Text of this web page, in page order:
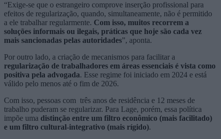
“Exige-se que o estrangeiro comprove inserção profissional para
efeitos de regularização, quando, simultaneamente, não é permitido
a ele trabalhar regularmente. Com isso, muitos recorrem a
soluções informais ou ilegais, práticas que hoje são cada vez
mais sancionadas pelas autoridades”, aponta.
Por outro lado, a criação de mecanismos para facilitar a
regularização de trabalhadores em áreas essenciais é vista como
positiva pela advogada. Esse regime foi iniciado em 2024 e está
válido pelo menos até o fim de 2026.
Com isso, pessoas com três anos de residência e 12 meses de
trabalho puderam se regularizar. Para Lage, porém, essa política
impõe uma distinção entre um filtro econômico (mais facilitado)
e um filtro cultural-integrativo (mais rígido).